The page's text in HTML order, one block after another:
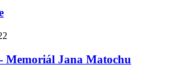
Memoriál Jana Matochu